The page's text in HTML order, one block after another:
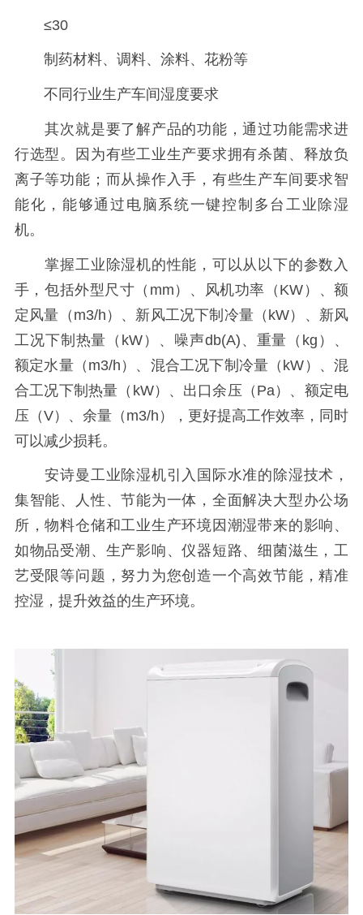
≤30
制药材料、调料、涂料、花粉等
不同行业生产车间湿度要求
其次就是要了解产品的功能，通过功能需求进
行选型。因为有些工业生产要求拥有杀菌、释放负
离子等功能；而从操作入手，有些生产车间要求智
能化，能够通过电脑系统一键控制多台工业除湿
机。
掌握工业除湿机的性能，可以从以下的参数入
手，包括外型尺寸（mm）、风机功率（KW）、额
定风量（m3/h）、新风工况下制冷量（kW）、新风
工况下制热量（kW）、噪声db(A)、重量（kg）、
额定水量（m3/h）、混合工况下制冷量（kW）、混
合工况下制热量（kW）、出口余压（Pa）、额定电
压（V）、余量（m3/h），更好提高工作效率，同时
可以减少损耗。
安诗曼工业除湿机引入国际水准的除湿技术，
集智能、人性、节能为一体，全面解决大型办公场
所，物料仓储和工业生产环境因潮湿带来的影响、
如物品受潮、生产影响、仪器短路、细菌滋生，工
艺受限等问题，努力为您创造一个高效节能，精准
控湿，提升效益的生产环境。